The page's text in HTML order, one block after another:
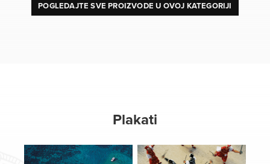
POGLEDAJTE SVE PROIZVODE U OVOJ KATEGORIJI
Plakati